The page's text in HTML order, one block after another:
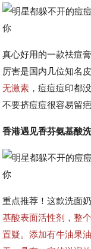
真心好用的一款祛痘
厉害是国内几位知名
无激素 ，痘痘痘印都
不要挤痘痘很容易留
香港遇见香芬氨基酸
重点推荐！这款洗面
基酸表面活性剂，整
置疑。添加有牛油果